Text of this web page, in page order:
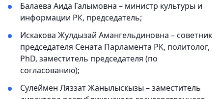
Балаева Аида Галымовна – министр культуры и
информации РК, председатель;
Искакова Жулдызай Амангельдиновна – советник
председателя Сената Парламента РК, политолог,
PhD, заместитель председателя (по
согласованию);
Сулеймен Ляззат Жанылыскызы – заместитель